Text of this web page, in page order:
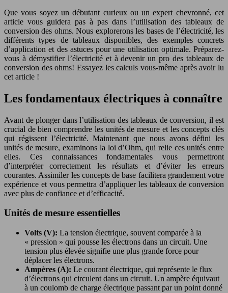
Que vous soyez un débutant curieux ou un expert chevronné, cet
article vous guidera pas à pas dans l’utilisation des tableaux de
conversion des ohms. Nous explorerons les bases de l’électricité, les
différents types de tableaux disponibles, des exemples concrets
d’application et des astuces pour une utilisation optimale. Préparez-
vous à démystifier l’électricité et à devenir un pro des tableaux de
conversion des ohms! Essayez les calculs vous-même après avoir lu
cet article !
Les fondamentaux électriques à connaître
Avant de plonger dans l’utilisation des tableaux de conversion, il est
crucial de bien comprendre les unités de mesure et les concepts clés
qui régissent l’électricité. Maintenant que nous avons défini les
unités de mesure, examinons la loi d’Ohm, qui relie ces unités entre
elles. Ces connaissances fondamentales vous permettront
d’interpréter correctement les résultats et d’éviter les erreurs
courantes. Assimiler les concepts de base facilitera grandement votre
expérience et vous permettra d’appliquer les tableaux de conversion
avec plus de confiance et d’efficacité.
Unités de mesure essentielles
Volts (V): La tension électrique, souvent comparée à la
« pression » qui pousse les électrons dans un circuit. Une
tension plus élevée signifie une plus grande force pour
déplacer les électrons.
Ampères (A): Le courant électrique, qui représente le flux
d’électrons qui circulent dans un circuit. Un ampère équivaut
à un coulomb de charge électrique passant par un point donné